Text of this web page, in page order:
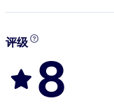
评级
8